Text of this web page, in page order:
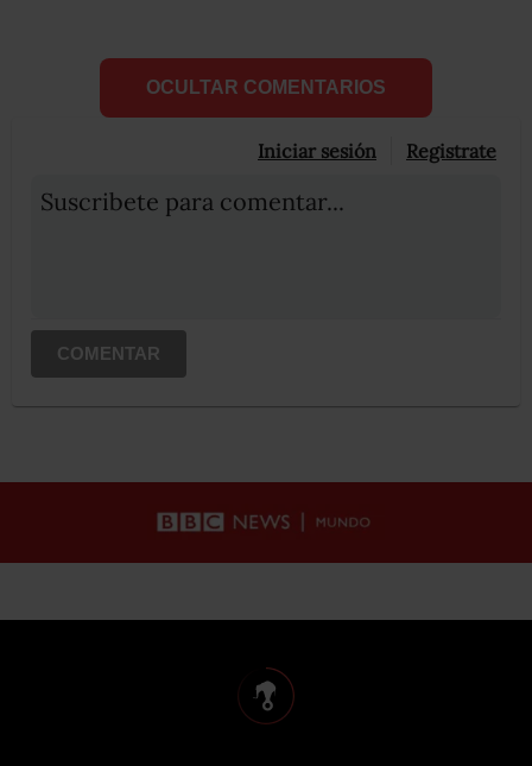
OCULTAR COMENTARIOS
Iniciar sesión Registrate
Suscribete para comentar...
COMENTAR